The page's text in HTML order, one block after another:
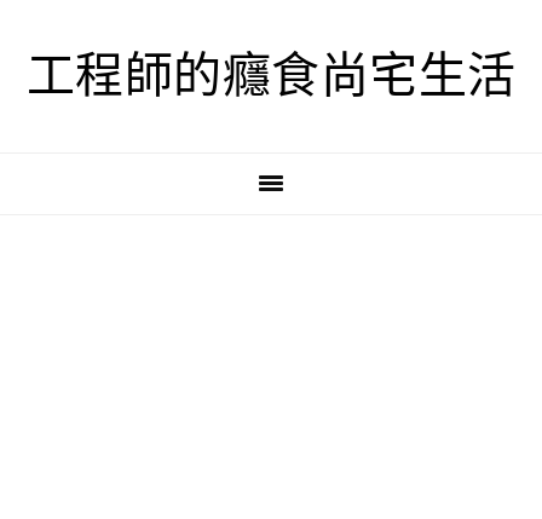
工程師的癮食尚宅生活